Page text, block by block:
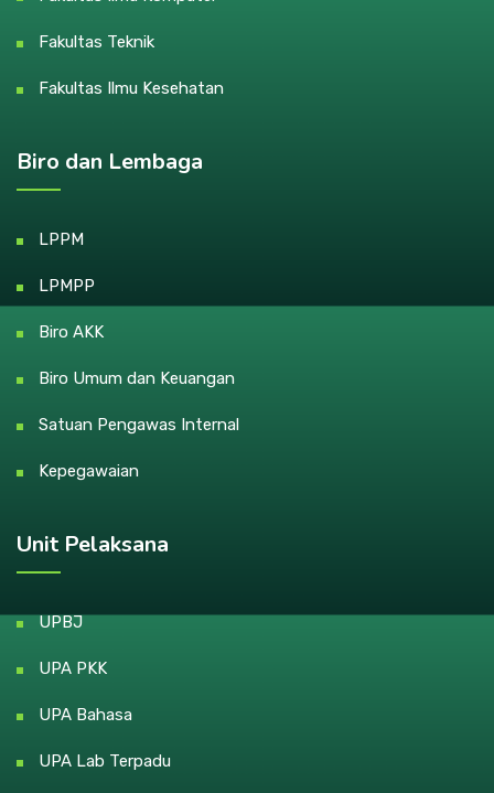
Fakultas Teknik
Fakultas Ilmu Kesehatan
Biro dan Lembaga
LPPM
LPMPP
Biro AKK
Biro Umum dan Keuangan
Satuan Pengawas Internal
Kepegawaian
Unit Pelaksana
UPBJ
UPA PKK
UPA Bahasa
UPA Lab Terpadu